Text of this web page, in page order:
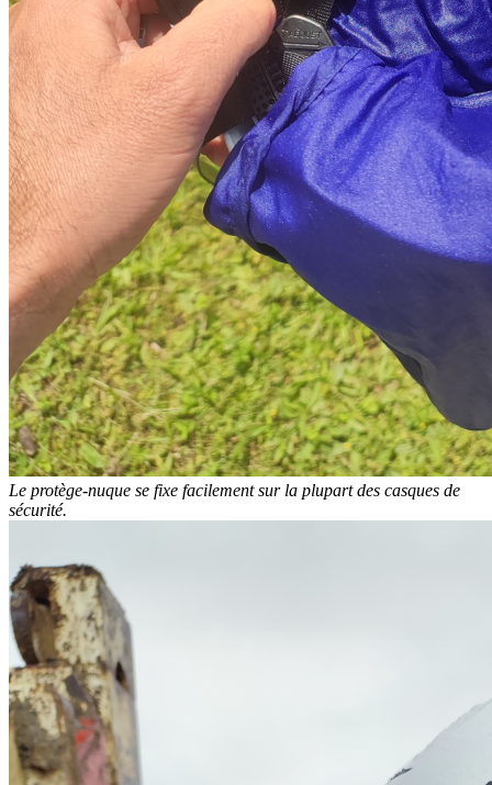
Le protège-nuque se fixe facilement sur la plupart des casques de
sécurité.